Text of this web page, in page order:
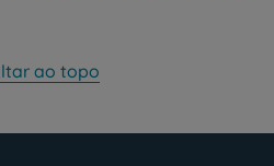
ao topo